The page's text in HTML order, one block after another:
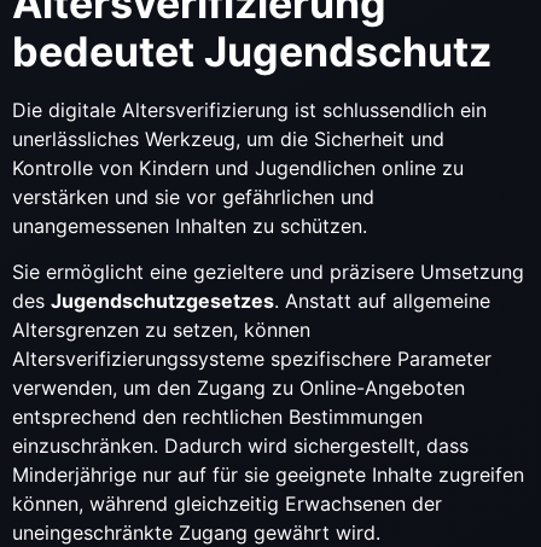
bedeutet Jugendschutz
Die digitale Altersverifizierung ist schlussendlich ein
unerlässliches Werkzeug, um die Sicherheit und
Kontrolle von Kindern und Jugendlichen online zu
verstärken und sie vor gefährlichen und
unangemessenen Inhalten zu schützen.
Sie ermöglicht eine gezieltere und präzisere Umsetzung
des Jugendschutzgesetzes. Anstatt auf allgemeine
Altersgrenzen zu setzen, können
Altersverifizierungssysteme spezifischere Parameter
verwenden, um den Zugang zu Online-Angeboten
entsprechend den rechtlichen Bestimmungen
einzuschränken. Dadurch wird sichergestellt, dass
Minderjährige nur auf für sie geeignete Inhalte zugreifen
können, während gleichzeitig Erwachsenen der
uneingeschränkte Zugang gewährt wird.